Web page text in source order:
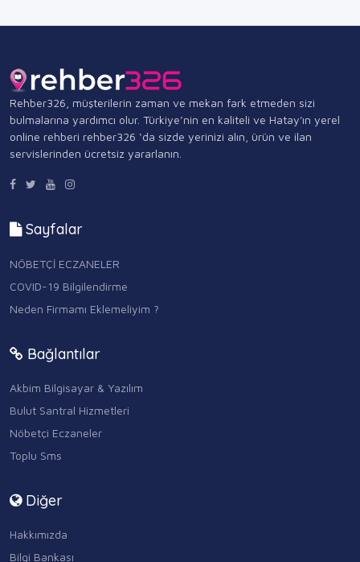
Rehber326, müşterilerin zaman ve mekan fark etmeden sizi
bulmalarına yardımcı olur. Türkiye’nin en kaliteli ve Hatay'ın yerel
online rehberi rehber326 ‘da sizde yerinizi alın, ürün ve ilan
servislerinden ücretsiz yararlanın.
Sayfalar
NÖBETÇİ ECZANELER
COVID-19 Bilgilendirme
Neden Firmamı Eklemeliyim ?
Bağlantılar
Akbim Bilgisayar & Yazılım
Bulut Santral Hizmetleri
Nöbetçi Eczaneler
Toplu Sms
Diğer
Hakkımızda
Bilgi Bankası